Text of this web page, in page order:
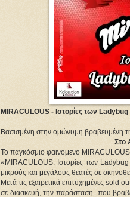
MIRACULOUS - Ιστορίες των
Βασισμένη στην ομώνυμη βραβευμένη
Στο
Το παγκόσμιο φαινόμενο
«MIRACULOUS: Ιστορίες των Ladybug
μικρούς και μεγάλους θεατές σε
Μετά τις εξαιρετικά επιτυχημένες sold
σε διασκευή, την παράσταση  που